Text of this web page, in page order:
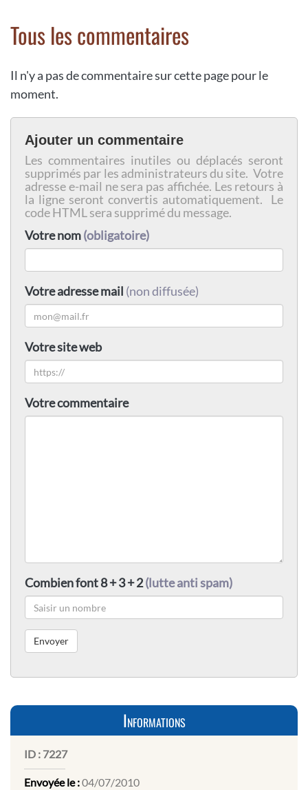
Tous les commentaires
Il n'y a pas de commentaire sur cette page pour le
moment.
Ajouter un commentaire
Les commentaires inutiles ou déplacés seront
supprimés par les administrateurs du site. Votre
adresse e-mail ne sera pas affichée. Les retours à
la ligne seront convertis automatiquement. Le
code HTML sera supprimé du message.
Votre nom(obligatoire)
Votre adresse mail (non diffusée)
Votre site web
Votre commentaire
Combien font 8 + 3 + 2(lutte anti spam)
Informations
ID : 7227
Envoyée le :04/07/2010